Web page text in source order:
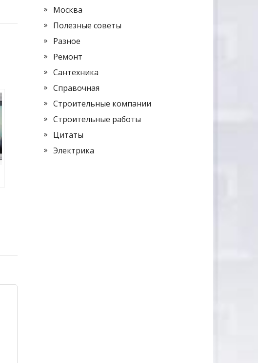
Москва
Полезные советы
Разное
Ремонт
Сантехника
Справочная
Строительные компании
Строительные работы
Цитаты
Электрика